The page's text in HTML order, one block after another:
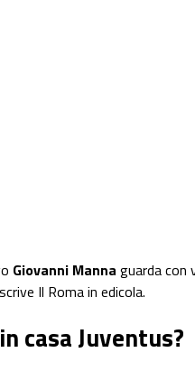
Giovanni Manna guarda con
Il Roma in edicola.
casa Juventus?